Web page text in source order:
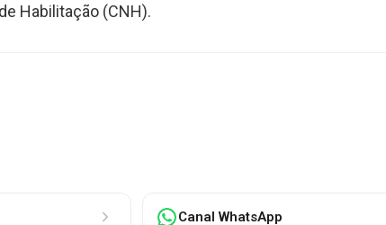
Habilitação (CNH).
Canal WhatsApp